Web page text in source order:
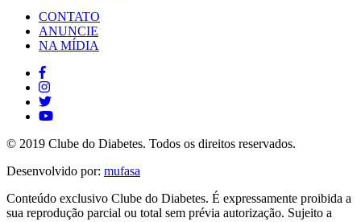
CONTATO
ANUNCIE
NA MÍDIA
© 2019 Clube do Diabetes. Todos os direitos reservados.
Desenvolvido por: mufasa
Conteúdo exclusivo Clube do Diabetes. É expressamente proibida a
sua reprodução parcial ou total sem prévia autorização. Sujeito a